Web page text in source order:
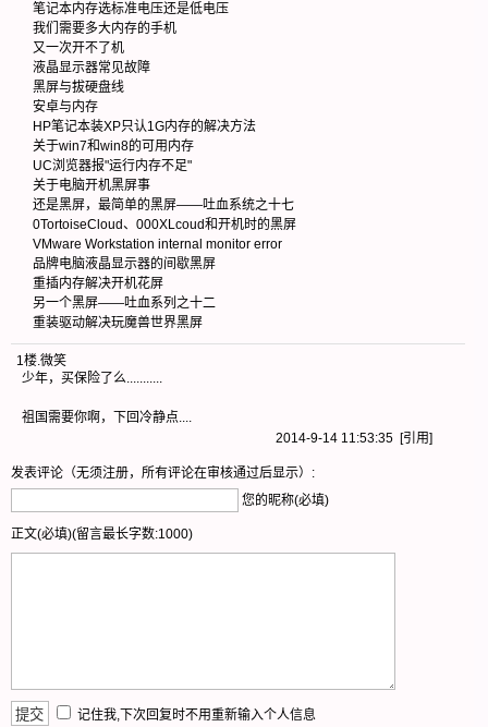
笔记本内存选标准电压还是低电压
我们需要多大内存的手机
又一次开不了机
液晶显示器常见故障
黑屏与拔硬盘线
安卓与内存
HP笔记本装XP只认1G内存的解决方法
关于win7和win8的可用内存
UC浏览器报"运行内存不足"
关于电脑开机黑屏事
还是黑屏，最简单的黑屏——吐血系统之十七
0TortoiseCloud、000XLcoud和开机时的黑屏
VMware Workstation internal monitor error
品牌电脑液晶显示器的间歇黑屏
重插内存解决开机花屏
另一个黑屏——吐血系列之十二
重装驱动解决玩魔兽世界黑屏
1楼.微笑
少年，买保险了么...........
祖国需要你啊，下回冷静点....
2014-9-14 11:53:35 [引用]
发表评论（无须注册，所有评论在审核通过后显示）:
您的昵称(必填)
正文(必填)(留言最长字数:1000)
记住我,下次回复时不用重新输入个人信息